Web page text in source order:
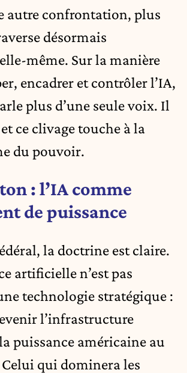
autre confrontation, plus
désormais
même. Sur la manière
encadrer et contrôler l’IA,
plus d’une seule voix. Il
ce clivage touche à la
du pouvoir.
: l’IA comme
de puissance
la doctrine est claire.
artificielle n’est pas
technologie stratégique :
l’infrastructure
puissance américaine au
qui dominera les